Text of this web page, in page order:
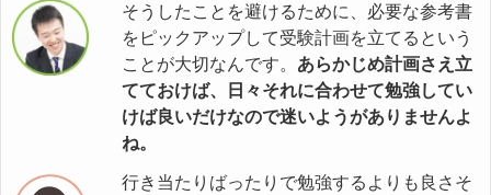
そうしたことを避けるために、必要な参考書
をピックアップして受験計画を立てるという
ことが大切なんです。 あらかじめ計画さえ立
てておけば、日々それに合わせて勉強してい
けば良いだけなので迷いようがありませんよ
ね。
行き当たりばったりで勉強するよりも良さそ